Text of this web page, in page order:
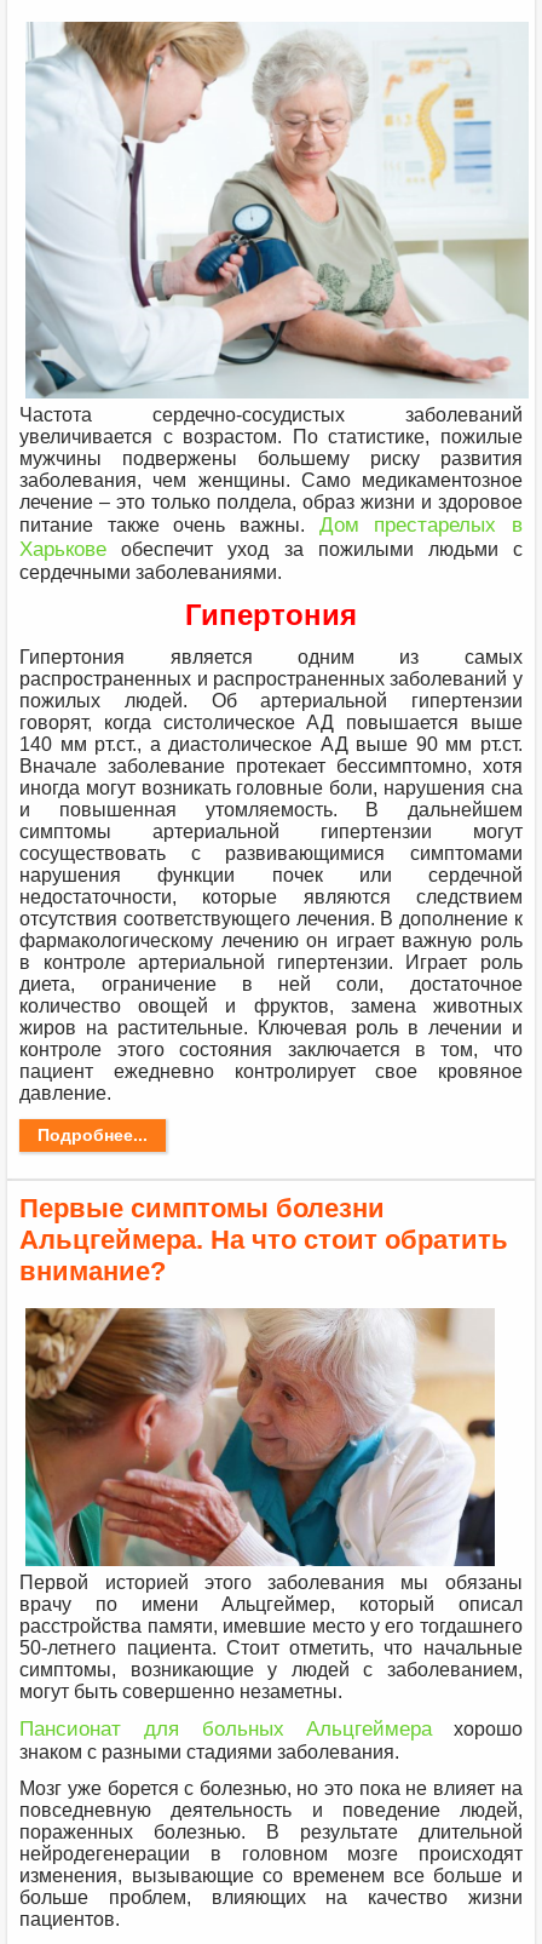
Частота сердечно-сосудистых заболеваний
увеличивается с возрастом. По статистике, пожилые
мужчины подвержены большему риску развития
заболевания, чем женщины. Само медикаментозное
лечение – это только полдела, образ жизни и здоровое
питание также очень важны. Дом престарелых в
Харькове обеспечит уход за пожилыми людьми с
сердечными заболеваниями.
Гипертония
Гипертония является одним из самых
распространенных и распространенных заболеваний у
пожилых людей. Об артериальной гипертензии
говорят, когда систолическое АД повышается выше
140 мм рт.ст., а диастолическое АД выше 90 мм рт.ст.
Вначале заболевание протекает бессимптомно, хотя
иногда могут возникать головные боли, нарушения сна
и повышенная утомляемость. В дальнейшем
симптомы артериальной гипертензии могут
сосуществовать с развивающимися симптомами
нарушения функции почек или сердечной
недостаточности, которые являются следствием
отсутствия соответствующего лечения. В дополнение к
фармакологическому лечению он играет важную роль
в контроле артериальной гипертензии. Играет роль
диета, ограничение в ней соли, достаточное
количество овощей и фруктов, замена животных
жиров на растительные. Ключевая роль в лечении и
контроле этого состояния заключается в том, что
пациент ежедневно контролирует свое кровяное
давление.
Подробнее...
Первые симптомы болезни
Альцгеймера. На что стоит обратить
внимание?
Первой историей этого заболевания мы обязаны
врачу по имени Альцгеймер, который описал
расстройства памяти, имевшие место у его тогдашнего
50-летнего пациента. Стоит отметить, что начальные
симптомы, возникающие у людей с заболеванием,
могут быть совершенно незаметны.
Пансионат для больных Альцгеймера хорошо
знаком с разными стадиями заболевания.
Мозг уже борется с болезнью, но это пока не влияет на
повседневную деятельность и поведение людей,
пораженных болезнью. В результате длительной
нейродегенерации в головном мозге происходят
изменения, вызывающие со временем все больше и
больше проблем, влияющих на качество жизни
пациентов.